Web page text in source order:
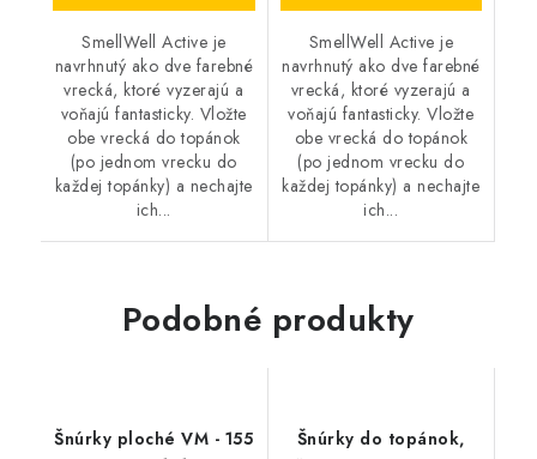
SmellWell Active je
navrhnutý ako dve farebné
vrecká, ktoré vyzerajú a
voňajú fantasticky. Vložte
obe vrecká do topánok
(po jednom vrecku do
každej topánky) a nechajte
ich...
SmellWell Active je
navrhnutý ako dve farebné
vrecká, ktoré vyzerajú a
voňajú fantasticky. Vložte
obe vrecká do topánok
(po jednom vrecku do
každej topánky) a nechajte
ich...
Podobné produkty
Šnúrky ploché VM - 155
Šnúrky do topánok,